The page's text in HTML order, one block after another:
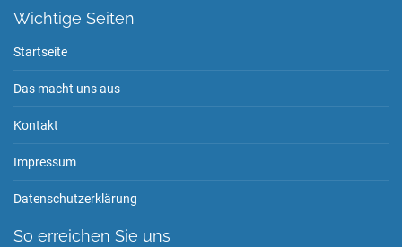
Wichtige Seiten
Startseite
Das macht uns aus
Kontakt
Impressum
Datenschutzerklärung
So erreichen Sie uns